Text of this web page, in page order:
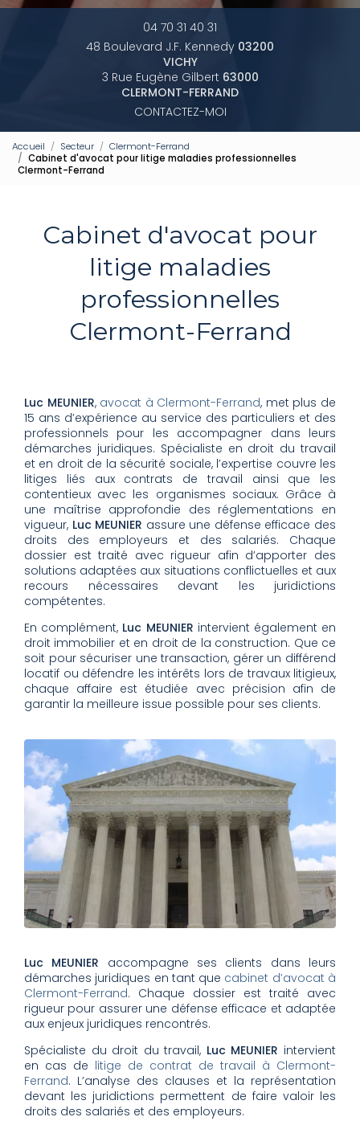
04 70 31 40 31
48 Boulevard J.F. Kennedy 03200
VICHY
3 Rue Eugène Gilbert 63000
CLERMONT-FERRAND
CONTACTEZ-MOI
Accueil Secteur
Clermont-Ferrand
Cabinet d'avocat pour litige maladies professionnelles
Clermont-Ferrand
Cabinet d'avocat pour
litige maladies
professionnelles
Clermont-Ferrand
Luc MEUNIER, avocat à Clermont-Ferrand, met plus de
15 ans d’expérience au service des particuliers et des
professionnels pour les accompagner dans leurs
démarches juridiques. Spécialiste en droit du travail
et en droit de la sécurité sociale, l’expertise couvre les
litiges liés aux contrats de travail ainsi que les
contentieux avec les organismes sociaux. Grâce à
une maîtrise approfondie des réglementations en
vigueur, Luc MEUNIER assure une défense efficace des
droits des employeurs et des salariés. Chaque
dossier est traité avec rigueur afin d’apporter des
solutions adaptées aux situations conflictuelles et aux
recours nécessaires devant les juridictions
compétentes.
En complément, Luc MEUNIER intervient également en
droit immobilier et en droit de la construction. Que ce
soit pour sécuriser une transaction, gérer un différend
locatif ou défendre les intérêts lors de travaux litigieux,
chaque affaire est étudiée avec précision afin de
garantir la meilleure issue possible pour ses clients.
Luc MEUNIER accompagne ses clients dans leurs
démarches juridiques en tant que cabinet d’avocat à
Clermont-Ferrand. Chaque dossier est traité avec
rigueur pour assurer une défense efficace et adaptée
aux enjeux juridiques rencontrés.
Spécialiste du droit du travail, Luc MEUNIER intervient
en cas de litige de contrat de travail à Clermont-
Ferrand. L’analyse des clauses et la représentation
devant les juridictions permettent de faire valoir les
droits des salariés et des employeurs.